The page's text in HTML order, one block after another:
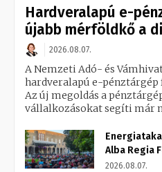
Hardveralapú e-
újabb mérföldkő a
2026.08.07.
A Nemzeti Adó- és
hardveralapú e-pénztárgép
Az új megoldás a
vállalkozásokat segíti már
Alba Regia
2026.08.07.